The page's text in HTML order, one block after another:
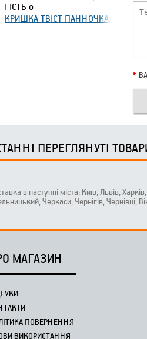
ГІСТЬ о
КРИШКА ТВІСТ ПАННОЧКА, ЩО
ПЕРЕГЛЯНУТІ
в наступні міста: Київ, Львів,
Черкаси, Чернігів, Чернівці,
МАГАЗИН
ПОВЕРНЕННЯ
ВИКОРИСТАННЯ